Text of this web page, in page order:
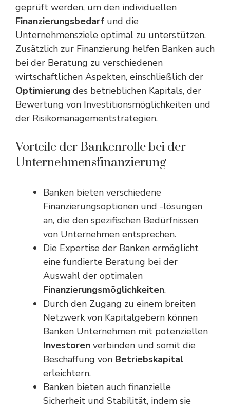
geprüft werden, um den individuellen
Finanzierungsbedarf und die
Unternehmensziele optimal zu unterstützen.
Zusätzlich zur Finanzierung helfen Banken auch
bei der Beratung zu verschiedenen
wirtschaftlichen Aspekten, einschließlich der
Optimierung des betrieblichen Kapitals, der
Bewertung von Investitionsmöglichkeiten und
der Risikomanagementstrategien.
Vorteile der Bankenrolle bei der
Unternehmensfinanzierung
Banken bieten verschiedene
Finanzierungsoptionen und -lösungen
an, die den spezifischen Bedürfnissen
von Unternehmen entsprechen.
Die Expertise der Banken ermöglicht
eine fundierte Beratung bei der
Auswahl der optimalen
Finanzierungsmöglichkeiten.
Durch den Zugang zu einem breiten
Netzwerk von Kapitalgebern können
Banken Unternehmen mit potenziellen
Investoren verbinden und somit die
Beschaffung von Betriebskapital
erleichtern.
Banken bieten auch finanzielle
Sicherheit und Stabilität, indem sie